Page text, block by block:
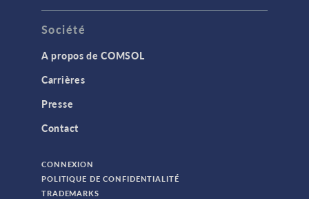
Société
A propos de COMSOL
Carrières
Presse
Contact
CONNEXION
POLITIQUE DE CONFIDENTIALITÉ
TRADEMARKS